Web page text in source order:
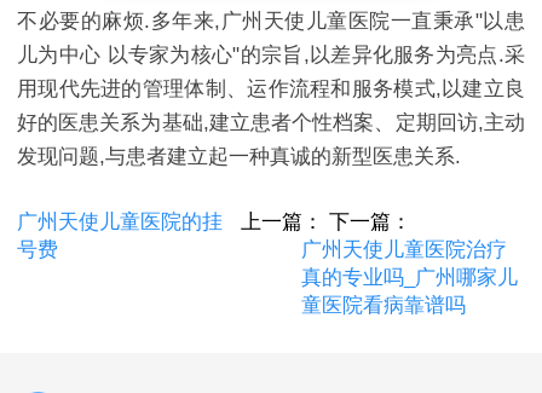
不必要的麻烦.多年来,广州天使儿童医院一直秉承"以患
儿为中心 以专家为核心"的宗旨,以差异化服务为亮点.采
用现代先进的管理体制、运作流程和服务模式,以建立良
好的医患关系为基础,建立患者个性档案、定期回访,主动
发现问题,与患者建立起一种真诚的新型医患关系.
上一篇：
广州天使儿童医院的挂
号费
下一篇：
广州天使儿童医院治疗
真的专业吗_广州哪家儿
童医院看病靠谱吗